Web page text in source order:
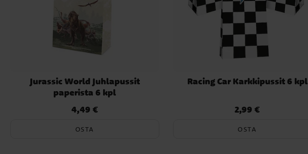
Jurassic World Juhlapussit
paperista 6 kpl
Hinta:4,49 €
4,49 €
OSTA
Racing Car Karkkipussit 6 kpl
Hinta:2,99 €
2,99 €
OSTA